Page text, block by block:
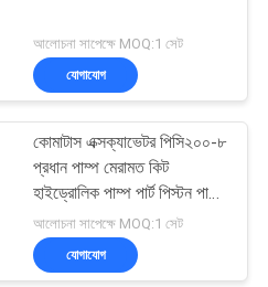
আলোচনা সাপেক্ষে MOQ:1 সেট
যোগাযোগ
কোমাটাস এক্সক্যাভেটর পিসি২০০-৮
প্রধান পাম্প মেরামত কিট
হাইড্রোলিক পাম্প পার্ট পিস্টন পাম্প
রক্ষণাবেক্ষণ মেরামতের পরিষেবা
আলোচনা সাপেক্ষে MOQ:1 সেট
যোগাযোগ